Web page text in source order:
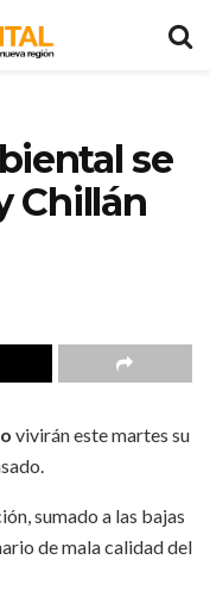
se
Chillán
vivirán este martes su
sumado a las bajas
de mala calidad del